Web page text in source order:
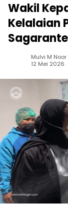
Wakil
Kelalaian
Mulvi M Noor
12 Mei 2026